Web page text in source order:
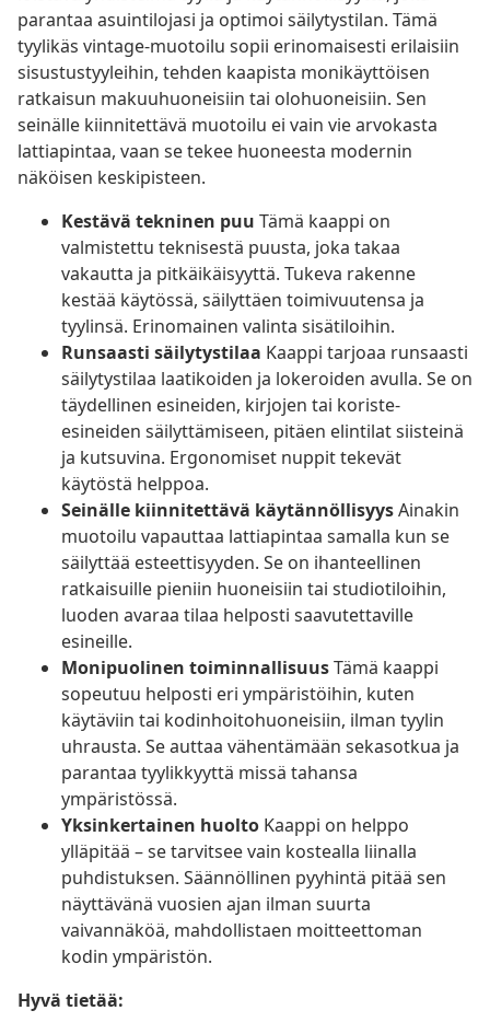
parantaa asuintilojasi ja optimoi säilytystilan. Tämä
tyylikäs vintage-muotoilu sopii erinomaisesti erilaisiin
sisustustyyleihin, tehden kaapista monikäyttöisen
ratkaisun makuuhuoneisiin tai olohuoneisiin. Sen
seinälle kiinnitettävä muotoilu ei vain vie arvokasta
lattiapintaa, vaan se tekee huoneesta modernin
näköisen keskipisteen.
Kestävä tekninen puu Tämä kaappi on
valmistettu teknisestä puusta, joka takaa
vakautta ja pitkäikäisyyttä. Tukeva rakenne
kestää käytössä, säilyttäen toimivuutensa ja
tyylinsä. Erinomainen valinta sisätiloihin.
Runsaasti säilytystilaa Kaappi tarjoaa runsaasti
säilytystilaa laatikoiden ja lokeroiden avulla. Se on
täydellinen esineiden, kirjojen tai koriste-
esineiden säilyttämiseen, pitäen elintilat siisteinä
ja kutsuvina. Ergonomiset nuppit tekevät
käytöstä helppoa.
Seinälle kiinnitettävä käytännöllisyysAinakin
muotoilu vapauttaa lattiapintaa samalla kun se
säilyttää esteettisyyden. Se on ihanteellinen
ratkaisuille pieniin huoneisiin tai studiotiloihin,
luoden avaraa tilaa helposti saavutettaville
esineille.
Monipuolinen toiminnallisuusTämä kaappi
sopeutuu helposti eri ympäristöihin, kuten
käytäviin tai kodinhoitohuoneisiin, ilman tyylin
uhrausta. Se auttaa vähentämään sekasotkua ja
parantaa tyylikkyyttä missä tahansa
ympäristössä.
Yksinkertainen huolto Kaappi on helppo
ylläpitää – se tarvitsee vain kostealla liinalla
puhdistuksen. Säännöllinen pyyhintä pitää sen
näyttävänä vuosien ajan ilman suurta
vaivannäköä, mahdollistaen moitteettoman
kodin ympäristön.
Hyvä tietää: